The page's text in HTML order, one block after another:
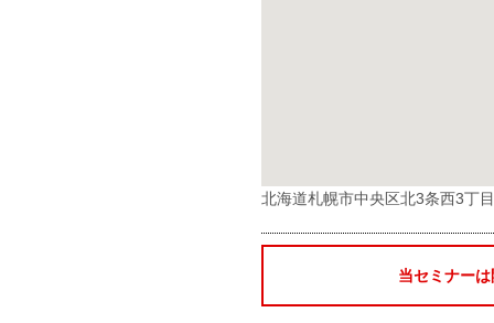
北海道札幌市中央区北3条西3丁
当セミナー